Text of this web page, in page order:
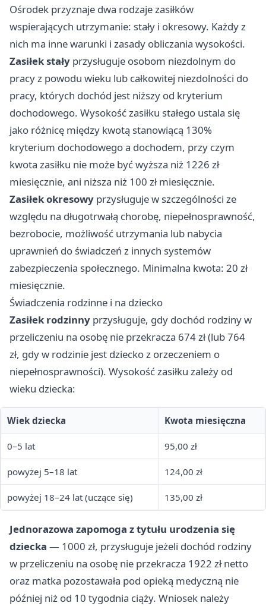
Ośrodek przyznaje dwa rodzaje zasiłków
wspierających utrzymanie: stały i okresowy. Każdy z
nich ma inne warunki i zasady obliczania wysokości.
Zasiłek stały przysługuje osobom niezdolnym do
pracy z powodu wieku lub całkowitej niezdolności do
pracy, których dochód jest niższy od kryterium
dochodowego. Wysokość zasiłku stałego ustala się
jako różnicę między kwotą stanowiącą 130%
kryterium dochodowego a dochodem, przy czym
kwota zasiłku nie może być wyższa niż 1226 zł
miesięcznie, ani niższa niż 100 zł miesięcznie.
Zasiłek okresowy przysługuje w szczególności ze
względu na długotrwałą chorobę, niepełnosprawność,
bezrobocie, możliwość utrzymania lub nabycia
uprawnień do świadczeń z innych systemów
zabezpieczenia społecznego. Minimalna kwota: 20 zł
miesięcznie.
Świadczenia rodzinne i na dziecko
Zasiłek rodzinny przysługuje, gdy dochód rodziny w
przeliczeniu na osobę nie przekracza 674 zł (lub 764
zł, gdy w rodzinie jest dziecko z orzeczeniem o
niepełnosprawności). Wysokość zasiłku zależy od
wieku dziecka:
Wiek dziecka Kwota miesięczna
0–5 lat 95,00 zł
powyżej 5–18 lat 124,00 zł
powyżej 18–24 lat (uczące się) 135,00 zł
Jednorazowa zapomoga z tytułu urodzenia się
dziecka — 1000 zł, przysługuje jeżeli dochód rodziny
w przeliczeniu na osobę nie przekracza 1922 zł netto
oraz matka pozostawała pod opieką medyczną nie
później niż od 10 tygodnia ciąży. Wniosek należy